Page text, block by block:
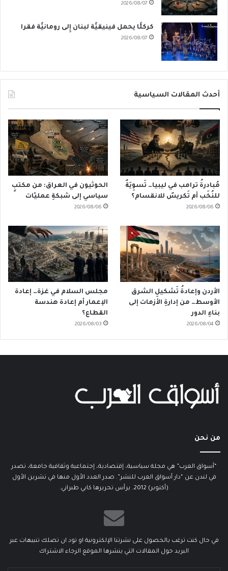
2026/08/07
كركلَّا يحمل فينيقيَّة لبنان إِلى رومانيَّة فقرا
2026/08/07
أحدث المقالات السياسية
مُبادرةُ ترامب في ليبيا… تَسوِيَةٌ
للنُخَب أم تَكريسٌ للانقسام؟
2026/08/06
الحوثيون في العراق: من مكتبٍ
سياسي إلى شبكةِ عمليّات
2026/08/06
الأردن وإعادةُ تَشكيلِ الشرق
الأوسط… من إدارةِ الأزمات إلى
بناءِ الدور
2026/08/04
مجلس السلام في غزة… إعادة
الإعمار أم إعادة هندسة
القطاع؟
2026/08/03
من نحن
“أسواق العرب” هي مجلة سياسية، إقتصادية، إجتماعية وثقافية جامعة، تصدر
في لندن عن “دار أسواق العرب للنشر”. صدر العدد الأول منها في تشرين الأول
(أكتوبر) 2012. يرأس تحريرها كابي طبراني.
في حال كنت ترغب بالحصول على نشرتنا الإلكترونية او تود ان تصلك تنبيهات عبر
البريد حول المقالات التي ينشرها الموقع الرجاء الاشتراك